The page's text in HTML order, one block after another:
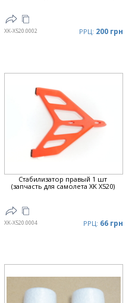
XK-X520.0002 РРЦ: 200 грн
Стабилизатор правый 1 шт
(запчасть для самолета XK X520)
XK-X520.0004 РРЦ: 66 грн